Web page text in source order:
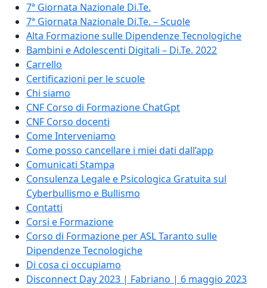
7ª Giornata Nazionale Di.Te.
7ª Giornata Nazionale Di.Te. – Scuole
Alta Formazione sulle Dipendenze Tecnologiche
Bambini e Adolescenti Digitali – Di.Te. 2022
Carrello
Certificazioni per le scuole
Chi siamo
CNF Corso di Formazione ChatGpt
CNF Corso docenti
Come Interveniamo
Come posso cancellare i miei dati dall’app
Comunicati Stampa
Consulenza Legale e Psicologica Gratuita sul
Cyberbullismo e Bullismo
Contatti
Corsi e Formazione
Corso di Formazione per ASL Taranto sulle
Dipendenze Tecnologiche
Di cosa ci occupiamo
Disconnect Day 2023 | Fabriano | 6 maggio 2023